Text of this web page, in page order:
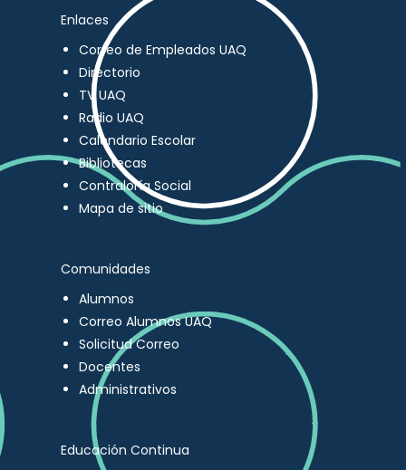
Enlaces
Correo de Empleados UAQ
Directorio
TV UAQ
Radio UAQ
Calendario Escolar
Bibliotecas
Contraloría Social
Mapa de sitio
Comunidades
Alumnos
Correo Alumnos UAQ
Solicitud Correo
Docentes
Administrativos
Educación Continua